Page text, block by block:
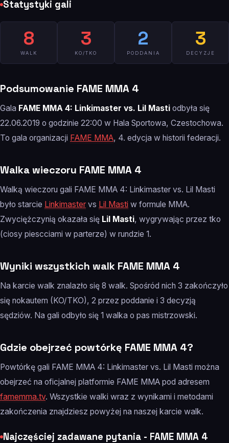
Statystyki gali
8
WALK
3
KO/TKO
2
PODDANIA
3
DECYZJE
Podsumowanie FAME MMA 4
Gala FAME MMA 4: Linkimaster vs. Lil Masti odbyła się
22.06.2019 o godzinie 22:00 w Hala Sportowa, Czestochowa.
To gala organizacji FAME MMA, 4. edycja w historii federacji.
Walka wieczoru FAME MMA 4
Walką wieczoru gali FAME MMA 4: Linkimaster vs. Lil Masti
było starcie Linkimaster vs Lil Masti w formule MMA.
Zwyciężczynią okazała się Lil Masti, wygrywając przez tko
(ciosy piescciami w parterze) w rundzie 1.
Wyniki wszystkich walk FAME MMA 4
Na karcie walk znalazło się 8 walk. Spośród nich 3 zakończyło
się nokautem (KO/TKO), 2 przez poddanie i 3 decyzją
sędziów. Na gali odbyło się 1 walka o pas mistrzowski.
Gdzie obejrzeć powtórkę FAME MMA 4?
Powtórkę gali FAME MMA 4: Linkimaster vs. Lil Masti można
obejrzeć na oficjalnej platformie FAME MMA pod adresem
famemma.tv. Wszystkie walki wraz z wynikami i metodami
zakończenia znajdziesz powyżej na naszej karcie walk.
Najczęściej zadawane pytania - FAME MMA 4